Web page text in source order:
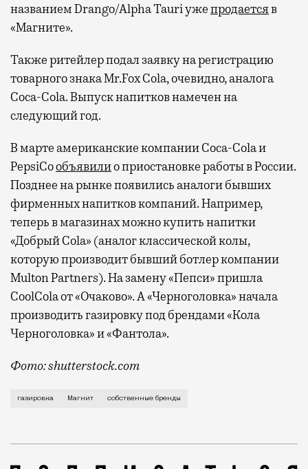
названием Drango/Alpha Tauri ужепродаетсяв
«Магните».
Также ритейлер подал заявку на регистрацию
товарного знака Mr.Fox Cola, очевидно, аналога
Coca-Cola. Выпуск напитков намечен на
следующий год.
В марте американские компании Coca-Cola и
PepsiCoобъявилио приостановке работы в России.
Позднее на рынке появились аналоги бывших
фирменных напитков компаний. Например,
теперь в магазинах можно купить напитки
«Добрый Cola» (аналог классической колы,
которую производит бывший ботлер компании
Multon Partners). На замену «Пепси» пришла
CoolCola от «Очаково». А «Черноголовка» начала
производить газировку под брендами «Кола
Черноголовка» и «Фантола».
Фото: shutterstock.com
Их предварительные названия Mtiani, Alfa Tauri и
газировка Магнит собственные бренды